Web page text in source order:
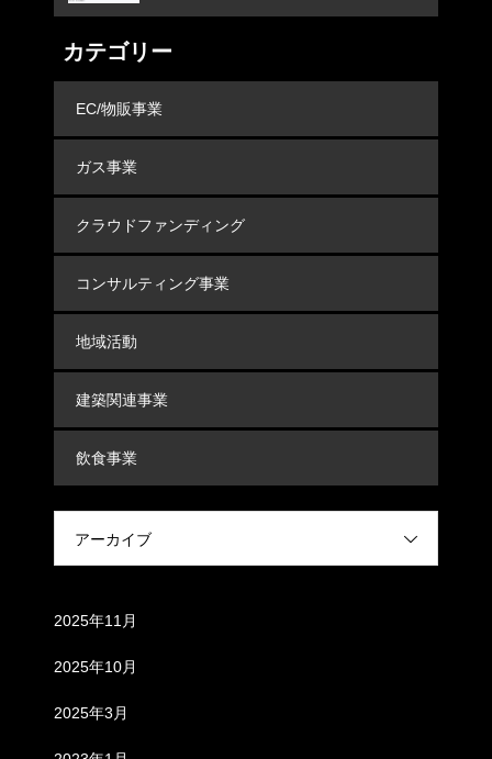
カテゴリー
EC/物販事業
ガス事業
クラウドファンディング
コンサルティング事業
地域活動
建築関連事業
飲食事業
アーカイブ
2025年11月
2025年10月
2025年3月